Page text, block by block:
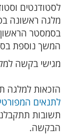
לסטודנטים
המשך נוספת בסך
מגישי בקשה
הזכאות למלגה
לתנאים
הבקשה.